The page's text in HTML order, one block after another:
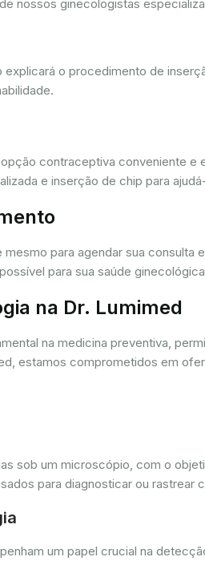
nossos ginecologistas
explicará o procedimento de
contraceptiva conveniente e
e inserção de chip para
para agendar sua
para sua saúde
na Dr. Lumimed
na medicina preventiva,
estamos comprometidos em
sob um microscópio, com o
para diagnosticar ou rastrear
um papel crucial na